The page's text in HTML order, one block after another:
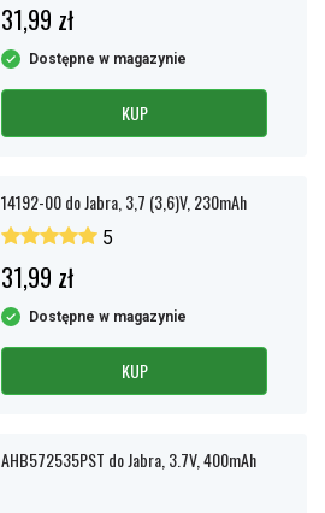
31,99 zł
Dostępne w magazynie
KUP
14192-00 do Jabra, 3,7 (3,6)V, 230mAh
5
31,99 zł
Dostępne w magazynie
KUP
AHB572535PST do Jabra, 3.7V, 400mAh